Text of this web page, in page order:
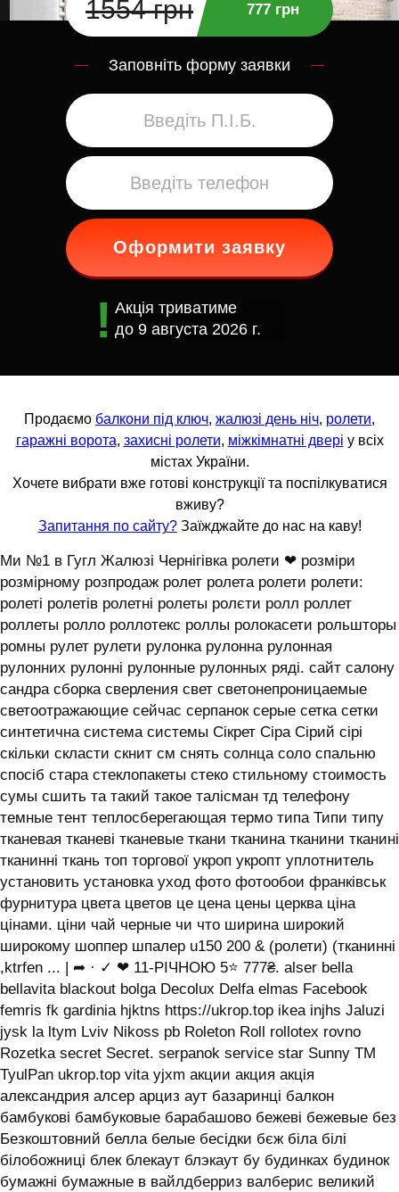
1554 грн 777 грн
Заповніть форму заявки
Оформити заявку
Акція триватиме
до 9 августа 2026 г.
Продаємо балкони під ключ, жалюзі день ніч, ролети,
гаражні ворота, захисні ролети, міжкімнатні двері у всіх
містах України.
Хочете вибрати вже готові конструкції та поспілкуватися
вживу?
Запитання по сайту?Заїжджайте до нас на каву!
Ми №1 в Гугл Жалюзі Чернігівка ролети ❤ розміри
розмірному розпродаж ролет ролета ролети ролети:
ролеті ролетів ролетні ролеты ролєти ролл роллет
роллеты ролло роллотекс роллы ролокасети рольшторы
ромны рулет рулети рулонка рулонна рулонная
рулонних рулонні рулонные рулонных ряді. сайт салону
сандра сборка сверления свет светонепроницаемые
светоотражающие сейчас серпанок серые сетка сетки
синтетична система системы ‎Сікрет Сіра Сірий сірі
скільки скласти скнит см снять солнца соло спальню
спосіб стара стеклопакеты стеко стильному стоимость
сумы сшить та такий такое талісман тд телефону
темные тент теплосберегающая термо типа Типи типу
тканевая тканеві тканевые ткани тканина тканини тканині
тканинні ткань топ торгової укроп укропт уплотнитель
установить установка уход фото фотообои франківськ
фурнитура цвета цветов це цена цены церква ціна
цінами. ціни чай черные чи что ширина широкий
широкому шоппер шпалер u150 200 & (ролети) (тканинні
,ktrfen ... | ➦ · ✓ ❤ 11-РІЧНОЮ 5⭐ 777₴. alser bella
bellavita blackout bolga Decolux Delfa elmas Facebook
femris fk gardinia hjktns https://ukrop.top ikea injhs Jaluzi
jysk la ltym Lviv Nikoss pb Roleton Roll rollotex rovno
Rozetka secret Secret. serpanok service star Sunny TM
TyulPan ukrop.top vita yjxm акции акция акція
александрия алсер арциз аут базаринці балкон
бамбукові бамбуковые барабашово бежеві бежевые без
Безкоштовний белла белые бесідки бєж біла білі
білобожниці блек блекаут блэкаут бу будинках будинок
бумажні бумажные в вайлдберриз валберис великий